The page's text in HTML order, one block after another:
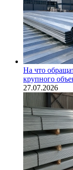
На что
крупного
27.07.2026